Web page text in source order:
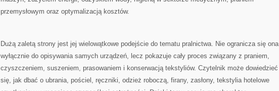
przemysłowym oraz optymalizacją kosztów.
Dużą zaletą strony jest jej wielowątkowe podejście do tematu pralnictwa. Nie ogranicza się ona
wyłącznie do opisywania samych urządzeń, lecz pokazuje cały proces związany z praniem,
czyszczeniem, suszeniem, prasowaniem i konserwacją tekstyliów. Czytelnik może dowiedzieć
się, jak dbać o ubrania, pościel, ręczniki, odzież roboczą, firany, zasłony, tekstylia hotelowe